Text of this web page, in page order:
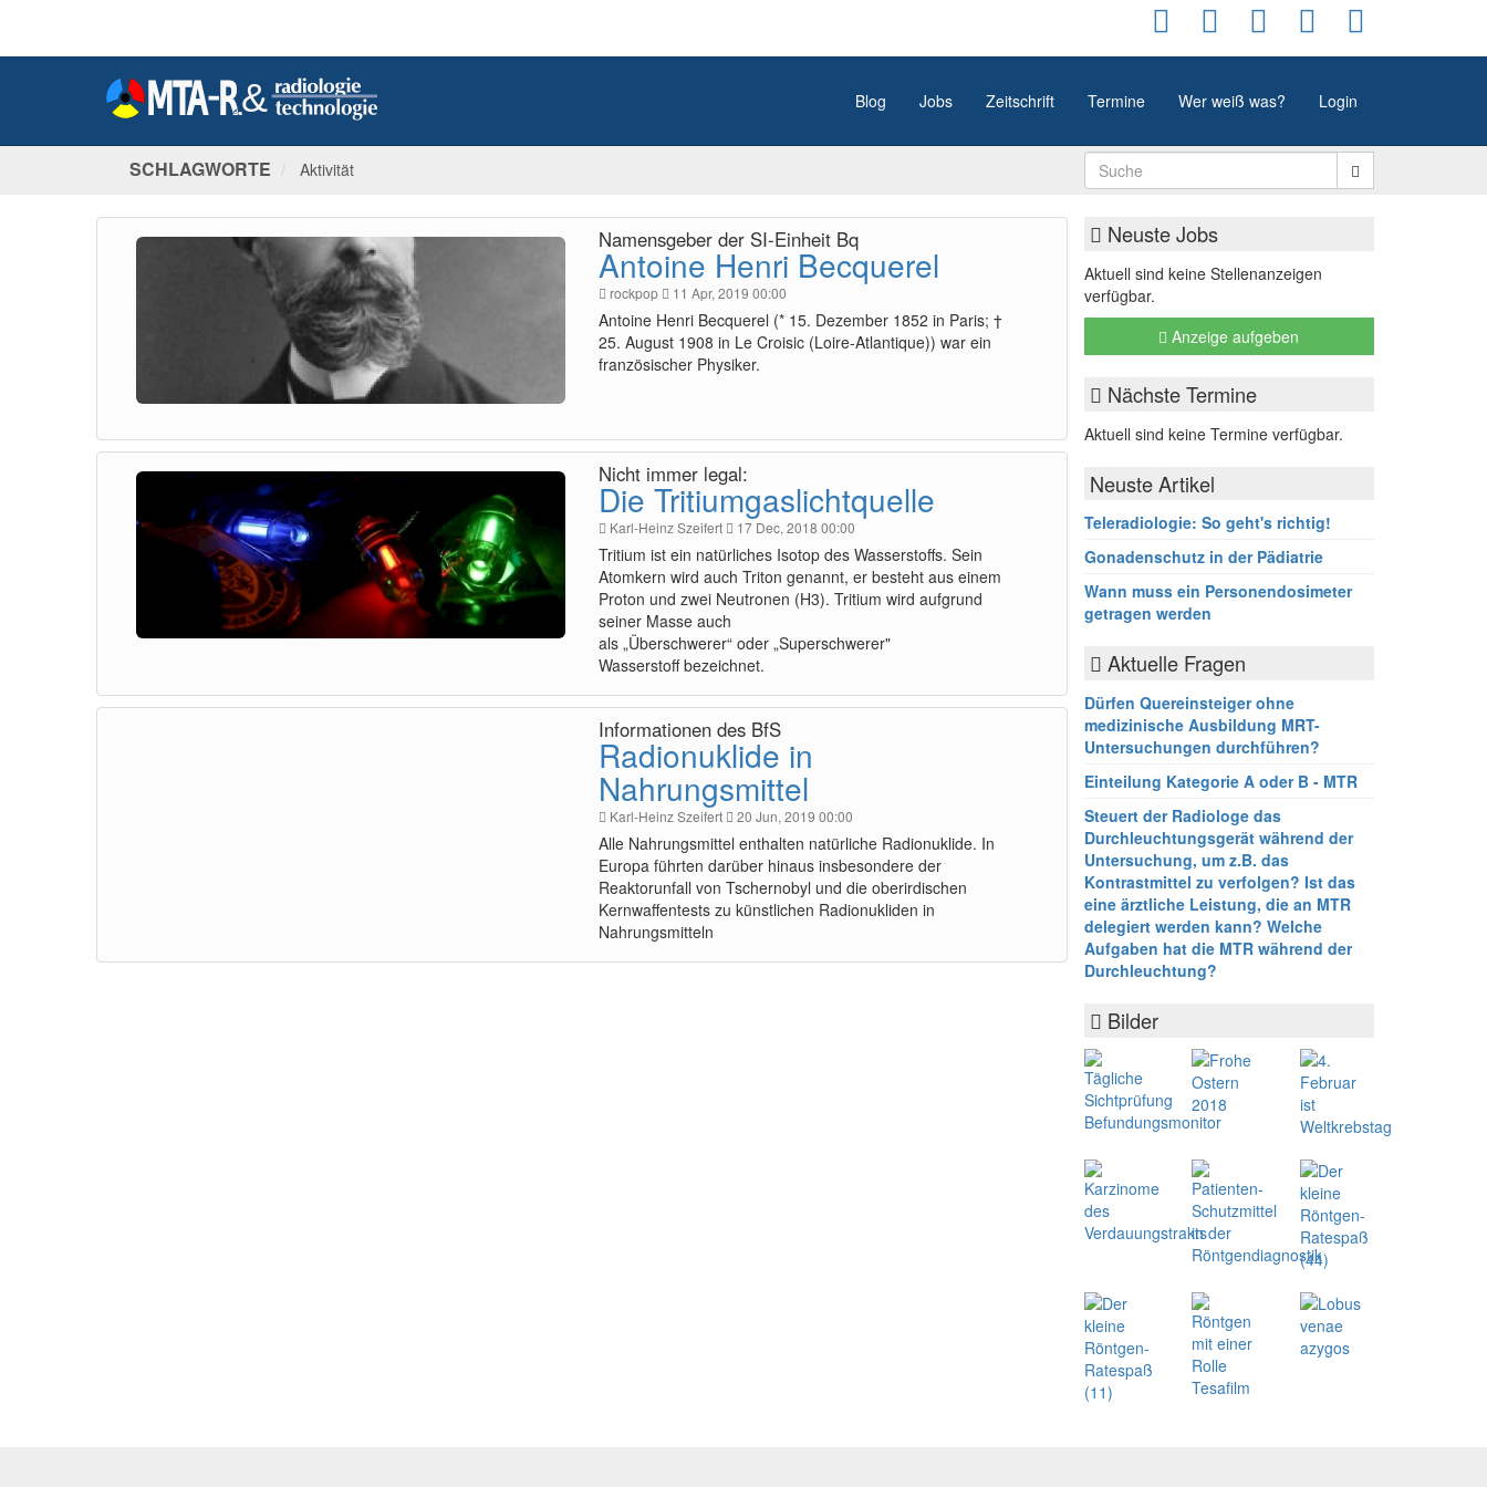
Blog Jobs Zeitschrift Termine Wer weiß was? Login
SCHLAGWORTE Aktivität
Namensgeber der SI-Einheit Bq
Antoine Henri Becquerel
rockpop 11 Apr, 2019 00:00
Antoine Henri Becquerel (* 15. Dezember 1852 in Paris; †
25. August 1908 in Le Croisic (Loire-Atlantique)) war ein
französischer Physiker.
Nicht immer legal:
Die Tritiumgaslichtquelle
Karl-Heinz Szeifert 17 Dec, 2018 00:00
Tritium ist ein natürliches Isotop des Wasserstoffs. Sein
Atomkern wird auch Triton genannt, er besteht aus einem
Proton und zwei Neutronen (H3). Tritium wird aufgrund
seiner Masse auch
als „Überschwerer“ oder „Superschwerer"
Wasserstoff bezeichnet.
Informationen des BfS
Radionuklide in
Nahrungsmittel
Karl-Heinz Szeifert 20 Jun, 2019 00:00
Alle Nahrungsmittel enthalten natürliche Radionuklide. In
Europa führten darüber hinaus insbesondere der
Reaktorunfall von Tschernobyl und die oberirdischen
Kernwaffentests zu künstlichen Radionukliden in
Nahrungsmitteln
Neuste Jobs
Aktuell sind keine Stellenanzeigen
verfügbar.
Anzeige aufgeben
Nächste Termine
Aktuell sind keine Termine verfügbar.
Neuste Artikel
Teleradiologie: So geht's richtig!
Gonadenschutz in der Pädiatrie
Wann muss ein Personendosimeter
getragen werden
Aktuelle Fragen
Dürfen Quereinsteiger ohne
medizinische Ausbildung MRT-
Untersuchungen durchführen?
Einteilung Kategorie A oder B - MTR
Steuert der Radiologe das
Durchleuchtungsgerät während der
Untersuchung, um z.B. das
Kontrastmittel zu verfolgen? Ist das
eine ärztliche Leistung, die an MTR
delegiert werden kann? Welche
Aufgaben hat die MTR während der
Durchleuchtung?
Bilder